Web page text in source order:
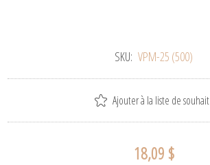
SKU: VPM-25 (500)
Ajouter à la liste de souhait
18,09 $